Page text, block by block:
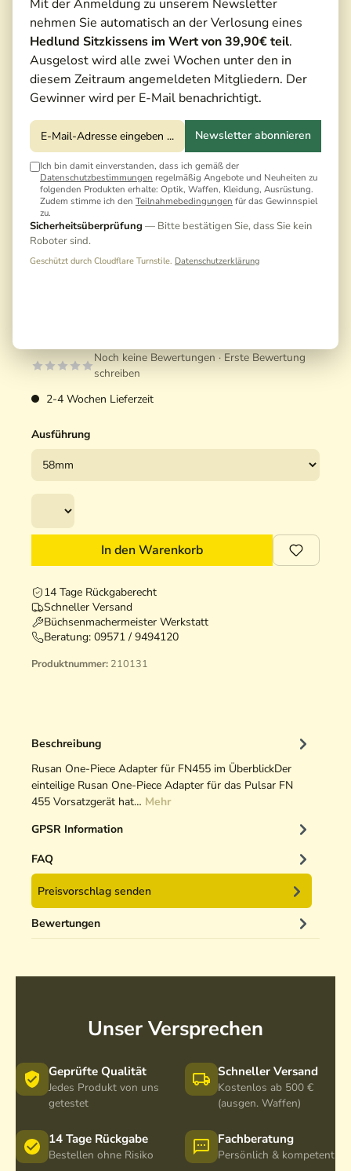
Mit der Anmeldung zu unserem Newsletter
nehmen Sie automatisch an der Verlosung eines
Hedlund Sitzkissens im Wert von 39,90€ teil.
Ausgelost wird alle zwei Wochen unter den in
diesem Zeitraum angemeldeten Mitgliedern. Der
Gewinner wird per E-Mail benachrichtigt.
Newsletter abonnieren
Ich bin damit einverstanden, dass ich gemäß der
Datenschutzbestimmungen regelmäßig Angebote und Neuheiten zu
folgenden Produkten erhalte: Optik, Waffen, Kleidung, Ausrüstung.
Zudem stimme ich den Teilnahmebedingungen für das Gewinnspiel
zu.
Sicherheitsüberprüfung — Bitte bestätigen Sie, dass Sie kein
Roboter sind.
Geschützt durch Cloudflare Turnstile. Datenschutzerklärung
Noch keine Bewertungen · Erste Bewertung
schreiben
2-4 Wochen Lieferzeit
Ausführung
In den Warenkorb
14 Tage Rückgaberecht
Schneller Versand
Büchsenmachermeister Werkstatt
Beratung: 09571 / 9494120
Produktnummer: 210131
Beschreibung
Rusan One-Piece Adapter für FN455 im ÜberblickDer
einteilige Rusan One-Piece Adapter für das Pulsar FN
455 Vorsatzgerät hat… Mehr
GPSR Information
FAQ
Preisvorschlag senden
Bewertungen
Unser Versprechen
Geprüfte Qualität
Jedes Produkt von uns
getestet
Schneller Versand
Kostenlos ab 500 €
(ausgen. Waffen)
14 Tage Rückgabe
Bestellen ohne Risiko
Fachberatung
Persönlich & kompetent